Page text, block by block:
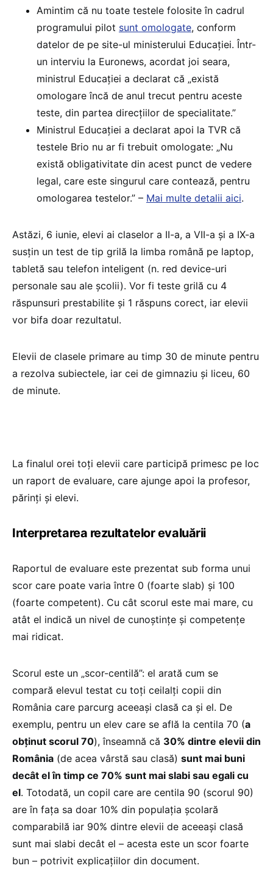
Amintim că nu toate testele folosite în cadrul
programului pilot sunt omologate, conform
datelor de pe site-ul ministerului Educației. Într-
un interviu la Euronews, acordat joi seara,
ministrul Educației a declarat că „există
omologare încă de anul trecut pentru aceste
teste, din partea direcțiilor de specialitate.”
Ministrul Educației a declarat apoi la TVR că
testele Brio nu ar fi trebuit omologate: „Nu
există obligativitate din acest punct de vedere
legal, care este singurul care contează, pentru
omologarea testelor.” – Mai multe detalii aici.
Astăzi, 6 iunie, elevi ai claselor a II-a, a VII-a și a IX-a
susțin un test de tip grilă la limba română pe laptop,
tabletă sau telefon inteligent (n. red device-uri
personale sau ale școlii). Vor fi teste grilă cu 4
răspunsuri prestabilite și 1 răspuns corect, iar elevii
vor bifa doar rezultatul.
Elevii de clasele primare au timp 30 de minute pentru
a rezolva subiectele, iar cei de gimnaziu și liceu, 60
de minute.
La finalul orei toți elevii care participă primesc pe loc
un raport de evaluare, care ajunge apoi la profesor,
părinți și elevi.
Interpretarea rezultatelor evaluării
Raportul de evaluare este prezentat sub forma unui
scor care poate varia între 0 (foarte slab) și 100
(foarte competent). Cu cât scorul este mai mare, cu
atât el indică un nivel de cunoștințe și competențe
mai ridicat.
Scorul este un „scor-centilă”: el arată cum se
compară elevul testat cu toți ceilalți copii din
România care parcurg aceeași clasă ca și el. De
exemplu, pentru un elev care se află la centila 70 (a
obținut scorul 70), înseamnă că 30% dintre elevii din
România (de acea vârstă sau clasă) sunt mai buni
decât el în timp ce 70% sunt mai slabi sau egali cu
el. Totodată, un copil care are centila 90 (scorul 90)
are în fața sa doar 10% din populația școlară
comparabilă iar 90% dintre elevii de aceeași clasă
sunt mai slabi decât el – acesta este un scor foarte
bun – potrivit explicațiilor din document.